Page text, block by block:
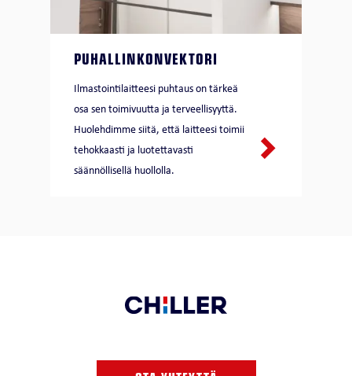
PUHALLINKONVEKTORI
Ilmastointilaitteesi puhtaus on tärkeä
osa sen toimivuutta ja terveellisyyttä.
Huolehdimme siitä, että laitteesi toimii
tehokkaasti ja luotettavasti
säännöllisellä huollolla.